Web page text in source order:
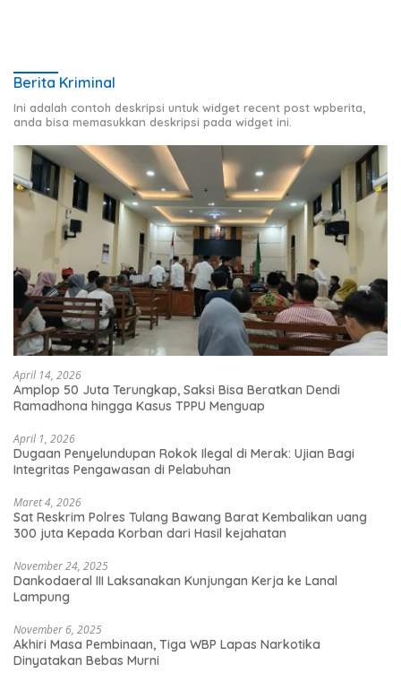
Berita Kriminal
Ini adalah contoh deskripsi untuk widget recent post wpberita,
anda bisa memasukkan deskripsi pada widget ini.
April 14, 2026
Amplop 50 Juta Terungkap, Saksi Bisa Beratkan Dendi
Ramadhona hingga Kasus TPPU Menguap
April 1, 2026
Dugaan Penyelundupan Rokok Ilegal di Merak: Ujian Bagi
Integritas Pengawasan di Pelabuhan
Maret 4, 2026
Sat Reskrim Polres Tulang Bawang Barat Kembalikan uang
300 juta Kepada Korban dari Hasil kejahatan
November 24, 2025
Dankodaeral III Laksanakan Kunjungan Kerja ke Lanal
Lampung
November 6, 2025
Akhiri Masa Pembinaan, Tiga WBP Lapas Narkotika
Dinyatakan Bebas Murni